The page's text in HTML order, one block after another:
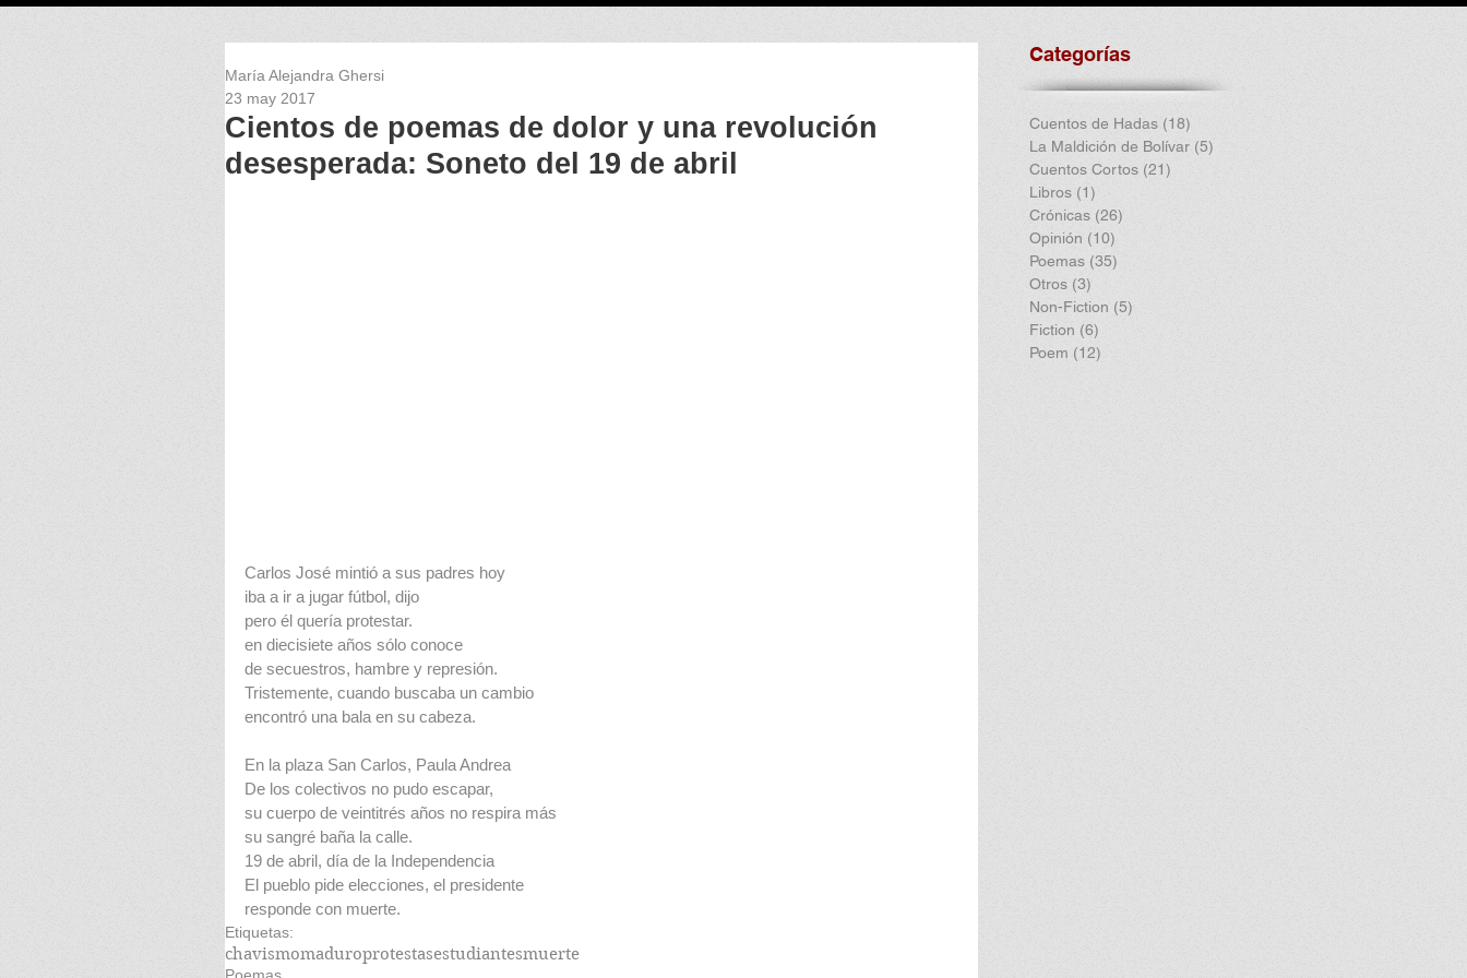
Cientos de poemas de dolor y una revolución
desesperada: Soneto del 19 de abril
María Alejandra Ghersi
23 may 2017
Carlos José mintió a sus padres hoy
iba a ir a jugar fútbol, dijo
pero él quería protestar.
en diecisiete años sólo conoce
de secuestros, hambre y represión.
Tristemente, cuando buscaba un cambio
encontró una bala en su cabeza.
En la plaza San Carlos, Paula Andrea
De los colectivos no pudo escapar,
su cuerpo de veintitrés años no respira más
su sangré baña la calle.
19 de abril, día de la Independencia
El pueblo pide elecciones, el presidente
responde con muerte.
Etiquetas:
chavismomaduroprotestasestudiantesmuerte
Poemas
Categorías
Cuentos de Hadas (18)
La Maldición de Bolívar (5)
Cuentos Cortos (21)
Libros (1)
Crónicas (26)
Opinión (10)
Poemas (35)
Otros (3)
Non-Fiction (5)
Fiction (6)
Poem (12)